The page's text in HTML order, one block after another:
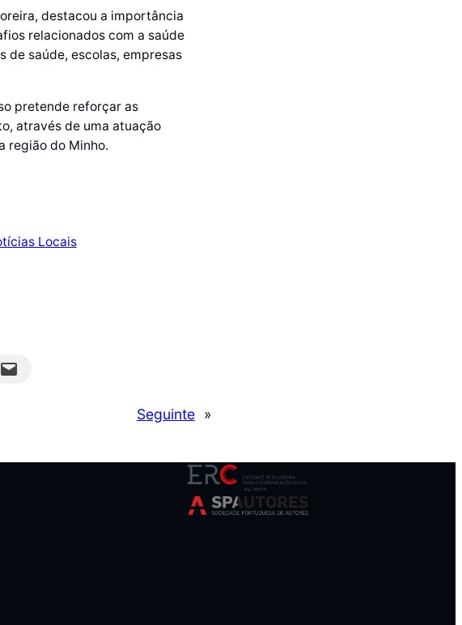
destacou a importância
relacionados com a saúde
de saúde, escolas, empresas
pretende reforçar as
através de uma atuação
região do Minho.
Locais
Email this Page
Seguinte »